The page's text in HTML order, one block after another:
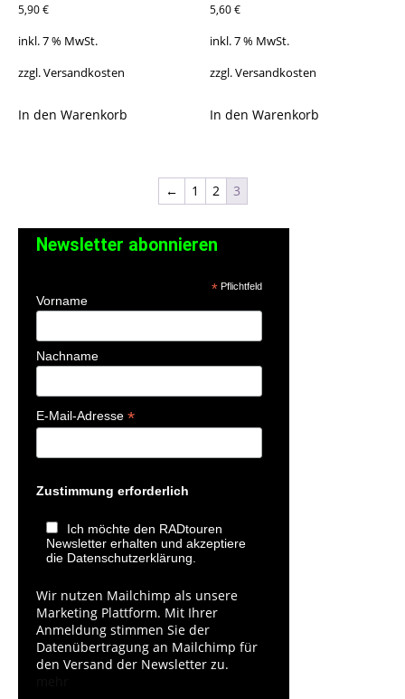
5,90€
inkl. 7 % MwSt.
zzgl.Versandkosten
In den Warenkorb
5,60€
inkl. 7 % MwSt.
zzgl.Versandkosten
In den Warenkorb
← 1 2 3
Newsletter abonnieren
*Pflichtfeld
Vorname
Nachname
E-Mail-Adresse *
Zustimmung erforderlich
Ich möchte den RADtouren
Newsletter erhalten und akzeptiere
die Datenschutzerklärung.
Wir nutzen Mailchimp als unsere
Marketing Plattform. Mit Ihrer
Anmeldung stimmen Sie der
Datenübertragung an Mailchimp für
den Versand der Newsletter zu.